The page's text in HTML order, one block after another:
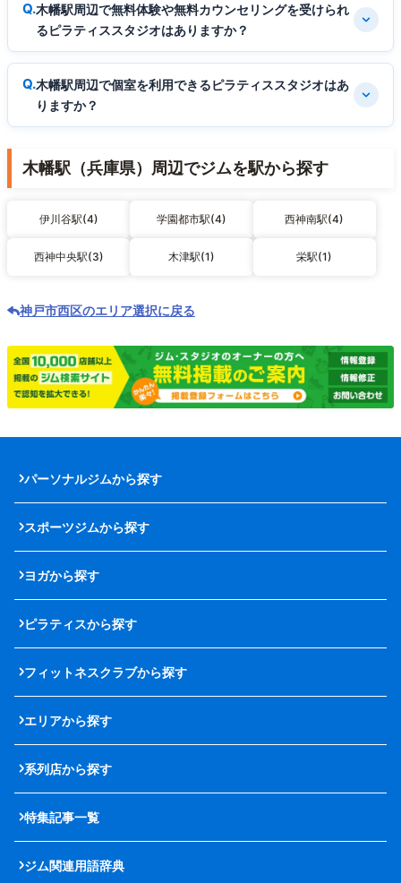
木幡駅周辺で無料体験や無料カウンセリングを受けられ
るピラティススタジオはありますか？
木幡駅周辺で個室を利用できるピラティススタジオはあ
りますか？
木幡駅（兵庫県）周辺でジムを駅から探す
伊川谷駅(4) 学園都市駅(4) 西神南駅(4)
西神中央駅(3) 木津駅(1) 栄駅(1)
神戸市西区のエリア選択に戻る
パーソナルジムから探す
スポーツジムから探す
ヨガから探す
ピラティスから探す
フィットネスクラブから探す
エリアから探す
系列店から探す
特集記事一覧
ジム関連用語辞典